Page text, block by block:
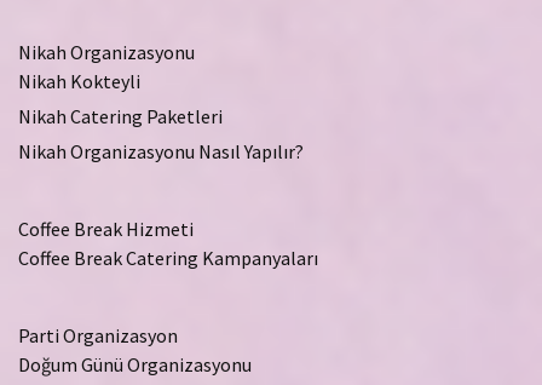
Nikah Organizasyonu
Nikah Kokteyli
Nikah Catering Paketleri
Nikah Organizasyonu Nasıl Yapılır?
Coffee Break Hizmeti
Coffee Break Catering Kampanyaları
Parti Organizasyon
Doğum Günü Organizasyonu